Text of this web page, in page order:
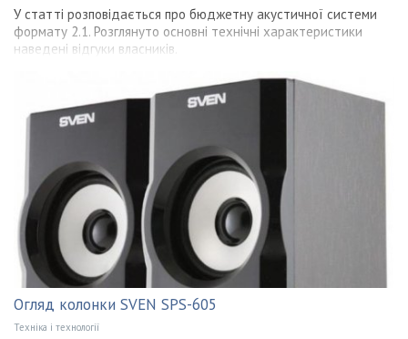
У статті розповідається про бюджетну акустичної системи
формату 2.1. Розглянуто основні технічні характеристики
наведені відгуки власників.
Огляд колонки SVEN SPS-605
Техніка і технології